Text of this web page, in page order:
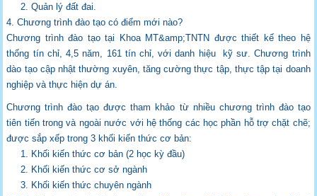
2. Quản lý đất đai.
4. Chương trình đào tạo có điểm mới nào?
Chương trình đào tạo tại Khoa MT&amp;TNTN được thiết kế theo hệ
thống tín chỉ, 4,5 năm, 161 tín chỉ, với danh hiệu kỹ sư. Chương trình
dào tạo cập nhật thường xuyên, tăngcường thực tập, thực tập tại doanh
nghiệp và thực hiện dự án.
Chương trình đào tạo được tham khảo từ nhiều chương trình đào tạo
tiên tiến trong và ngoài nước với hệ thống các học phần hỗ trợ chặt chẽ;
được sắp xếp trong 3 khối kiếnthức cơ bản:
1. Khối kiến thức cơ bản (2 học kỳ đầu)
2. Khối kiến thức cơ sở ngành
3. Khối kiến thức chuyên ngành